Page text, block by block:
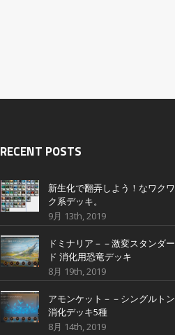
RECENT POSTS
新生化で翻弄しよう！なワクワ
ク系デッキ。
9月 13th, 2019
ドミナリア－－激変スタンダー
ド 消化用恐竜デッキ
8月 19th, 2019
アモンケット－－シングルトン
消化デッキ5種
8月 14th, 2019